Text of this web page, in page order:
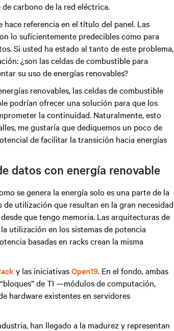
carbono de la red eléctrica.
referencia en el título del panel. Las
lo suficientemente predecibles como para
Si usted ha estado al tanto de este problema,
¿son las celdas de combustible para
su uso de energías renovables?
renovables, las celdas de combustible
podrían ofrecer una solución para que los
la continuidad. Naturalmente, esto
me gustaría que dediquemos un poco de
de facilitar la transición hacia energías
datos con energía renovable
se genera la energía solo es una parte de la
utilización que resultan en la gran necesidad
que tengo memoria. Las arquitecturas de
utilización en los sistemas de potencia
basadas en racks crean la misma
y las iniciativasOpen19. En el fondo, ambas
de TI —módulos de computación,
hardware existentes en servidores
han llegado a la madurez y representan